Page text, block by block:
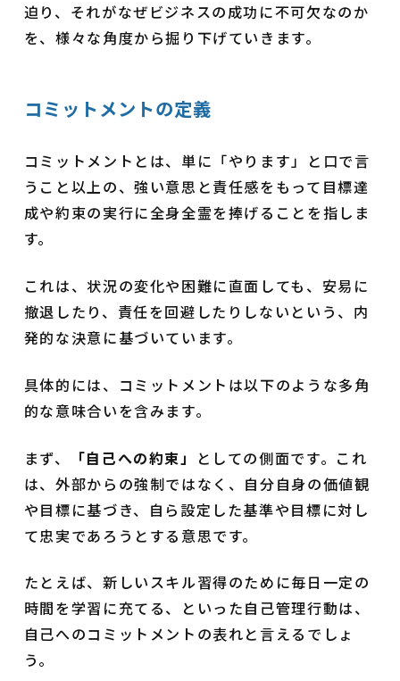
迫り、それがなぜビジネスの成功に不可欠なのか
を、様々な角度から掘り下げていきます。
コミットメントの定義
コミットメントとは、単に「やります」と口で言
うこと以上の、強い意思と責任感をもって目標達
成や約束の実行に全身全霊を捧げることを指しま
す。
これは、状況の変化や困難に直面しても、安易に
撤退したり、責任を回避したりしないという、内
発的な決意に基づいています。
具体的には、コミットメントは以下のような多角
的な意味合いを含みます。
まず、 「自己への約束」
としての側面です。これ
は、外部からの強制ではなく、自分自身の価値観
や目標に基づき、自ら設定した基準や目標に対し
て忠実であろうとする意思です。
たとえば、新しいスキル習得のために毎日一定の
時間を学習に充てる、といった自己管理行動は、
自己へのコミットメントの表れと言えるでしょ
う。